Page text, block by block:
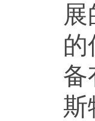
的
备
斯